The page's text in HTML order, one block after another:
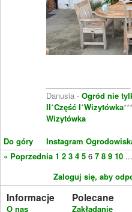
Do góry
Danusia - Ogród nie
II*Część I*Wizytówka***
Wizytówka
Instagram
« Poprzednia 1 2 3 4 5 6 7 8 9 10 ...
Zaloguj się, aby
Informacje
O nas
Polecane
Zakładanie